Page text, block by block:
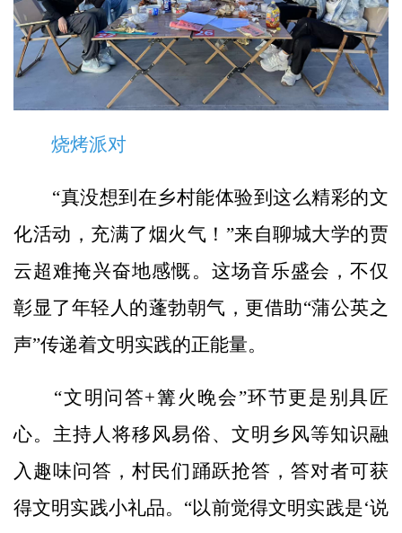
烧烤派对
“真没想到在乡村能体验到这么精彩的文
化活动，充满了烟火气！”来自聊城大学的贾
云超难掩兴奋地感慨。这场音乐盛会，不仅
彰显了年轻人的蓬勃朝气，更借助“蒲公英之
声”传递着文明实践的正能量。
“文明问答+篝火晚会”环节更是别具匠
心。主持人将移风易俗、文明乡风等知识融
入趣味问答，村民们踊跃抢答，答对者可获
得文明实践小礼品。“以前觉得文明实践是‘说